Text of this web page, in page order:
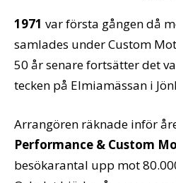
1971 var första gången då
samlades under Custom
50 år senare fortsätter det
tecken på Elmiamässan i
Arrangören räknade inför
Performance & Custom
besökarantal upp mot